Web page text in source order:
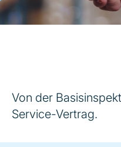
Von der
Service-Vertrag.